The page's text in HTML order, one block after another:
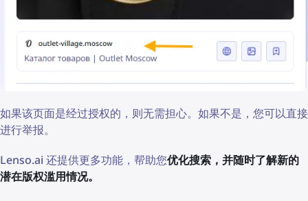
如果该页面是经过授权的，则无需担心。如果不是，您可以直接
进行举报。
Lenso.ai 还提供更多功能，帮助您优化搜索，并随时了解新的
潜在版权滥用情况。